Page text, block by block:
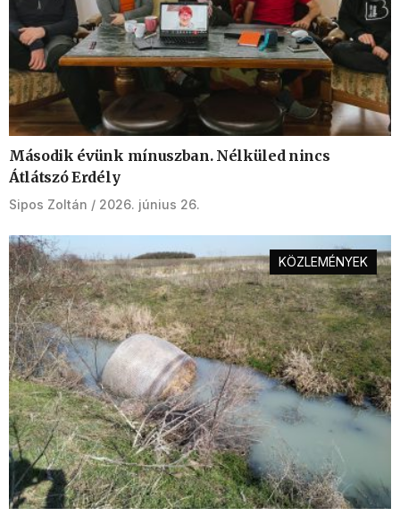
Második évünk mínuszban. Nélküled nincs
Átlátszó Erdély
Sipos Zoltán 2026. június 26.
KÖZLEMÉNYEK